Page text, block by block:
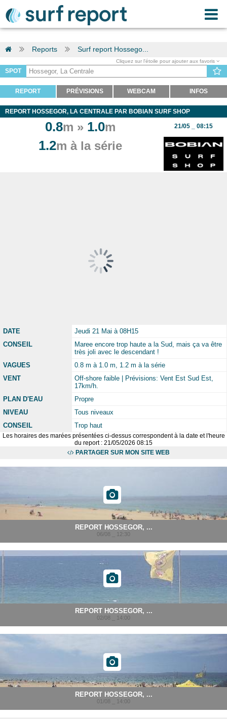
Reports Surf report Hossego...
Cliquez sur l'étoile pour ajouter aux favoris
SPOT
REPORT PRÉVISIONS WEBCAM INFOS
REPORT HOSSEGOR, LA CENTRALE PAR BOBIAN SURF SHOP
0.8m » 1.0m
1.2m à la série
21/05 _ 08:15
DATE
Jeudi 21 Mai à 08H15
CONSEIL
Maree encore trop haute a la Sud, mais ça va être
très joli avec le descendant !
VAGUES
0.8 m à 1.0 m, 1.2 m à la série
VENT
Off-shore faible | Prévisions: Vent Est Sud Est,
17km/h.
PLAN D'EAU
Propre
NIVEAU
Tous niveaux
CONSEIL
Trop haut
Les horaires des marées présentées ci-dessus correspondent à la date et l'heure
du report : 21/05/2026 08:15
PARTAGER SUR MON SITE WEB
REPORT HOSSEGOR, ...
06/08 _ 12:30
REPORT HOSSEGOR, ...
02/08 _ 14:00
REPORT HOSSEGOR, ...
01/08 _ 14:00